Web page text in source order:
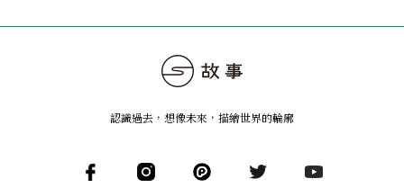
認識過去，想像未來 ， 描繪世界的輪廓